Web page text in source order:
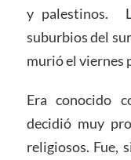
y palestinos.
suburbios del
murió el viernes
Era conocido
decidió muy
religiosos. Fue,